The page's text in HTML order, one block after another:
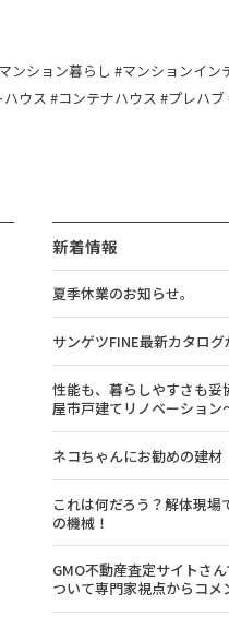
ンション暮らし #マンションイン
ウス #コンテナハウス #プレハブ
新着情報
夏季休業のお知らせ。
サンゲツFINE最新カタログ
性能も、暮らしやすさも
屋市戸建てリノベーション
ネコちゃんにお勧めの建材
これは何だろう？解体現
の機械！
GMO不動産査定サイトさ
ついて専門家視点からコメ